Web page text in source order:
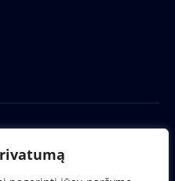
cheetah.lt